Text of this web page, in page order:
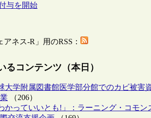
与を開始
アネス-R」用のRSS：
るコンテンツ（本日）
大学附属図書館医学部分館でのカビ被害
（206）
かっていいとも!」：ラーニング・コモン